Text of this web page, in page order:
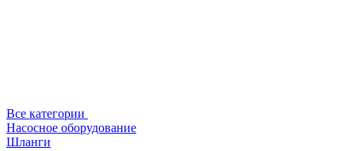
Все категории
Насосное оборудование
Шланги